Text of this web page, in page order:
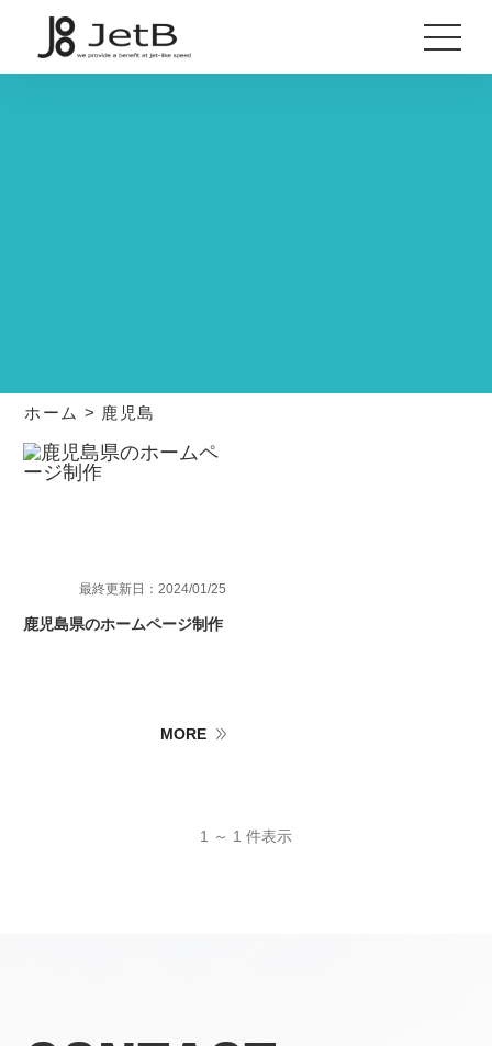
ホーム > 鹿児島
最終更新日：2024/01/25
鹿児島県のホームページ制作
MORE
1 ～ 1 件表示